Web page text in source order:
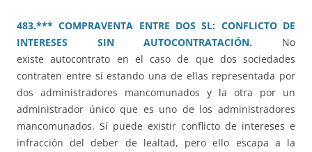
483.*** COMPRAVENTA ENTRE DOS SL: CONFLICTO DE
INTERESES SIN AUTOCONTRATACIÓN. No
existe autocontrato en el caso de que dos sociedades
contraten entre sí estando una de ellas representada por
dos administradores mancomunados y la otra por un
administrador único que es uno de los administradores
mancomunados. Sí puede existir conflicto de intereses e
infracción del deber de lealtad, pero ello escapa a la